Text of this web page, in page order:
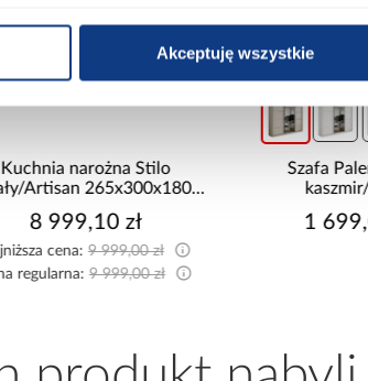
Akceptuję wszystkie
narożna Stilo
Artisan 265x300x180
8 999,10 zł
cena:9 999,00 zł
9 999,00 zł
Szafa
kaszmir/
1 699,00